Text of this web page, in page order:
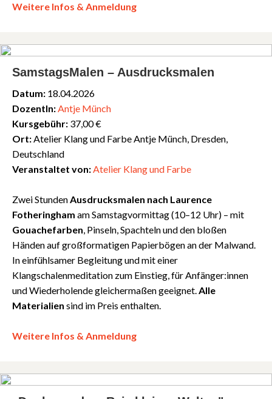
Weitere Infos & Anmeldung
SamstagsMalen – Ausdrucksmalen
Datum: 18.04.2026
DozentIn:Antje Münch
Kursgebühr: 37,00 €
Ort:Atelier Klang und Farbe Antje Münch, Dresden,
Deutschland
Veranstaltet von:Atelier Klang und Farbe
Zwei StundenAusdrucksmalen nach Laurence
Fotheringham am Samstagvormittag (10–12 Uhr) – mit
Gouachefarben, Pinseln, Spachteln und den bloßen
Händen auf großformatigen Papierbögen an der Malwand.
In einfühlsamer Begleitung und mit einer
Klangschalenmeditation zum Einstieg, für Anfänger:innen
und Wiederholende gleichermaßen geeignet.Alle
Materialien sind im Preis enthalten.
Weitere Infos & Anmeldung